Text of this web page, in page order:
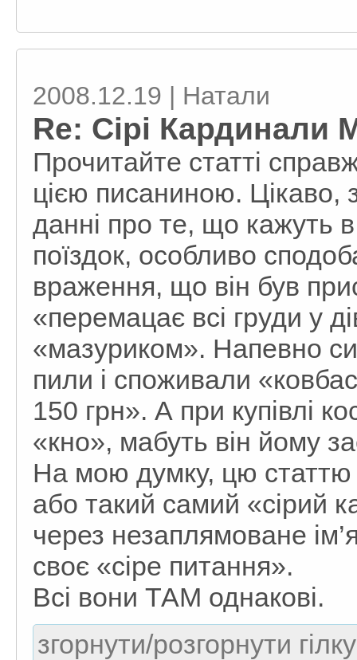
2008.12.19 | Натали
Re: Сірі Кардинали
Прочитайте статті
цією писаниною. Цікаво,
данні про те, що кажуть
поїздок, особливо
враження, що він був
«перемацає всі груди у
«мазуриком». Напевно
пили і споживали
150 грн». А при купівлі
«кно», мабуть він йому
На мою думку, цю
або такий самий «сірий
через незаплямоване
своє «сіре питання».
Всі вони ТАМ однакові.
згорнути/розгорнути